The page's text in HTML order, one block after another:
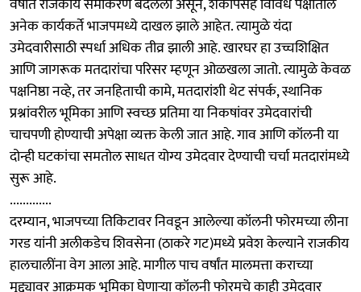
अनेक कार्यकर्ते भाजपमध्ये दाखल झाले आहेत. त्यामुळे यंदा
उमेदवारीसाठी स्पर्धा अधिक तीव्र झाली आहे. खारघर हा उच्चशिक्षित
आणि जागरूक मतदारांचा परिसर म्हणून ओळखला जातो. त्यामुळे केवळ
पक्षनिष्ठा नव्हे, तर जनहिताची कामे, मतदारांशी थेट संपर्क, स्थानिक
प्रश्नांवरील भूमिका आणि स्वच्छ प्रतिमा या निकषांवर उमेदवारांची
चाचपणी होण्याची अपेक्षा व्यक्त केली जात आहे. गाव आणि कॉलनी या
दोन्ही घटकांचा समतोल साधत योग्य उमेदवार देण्याची चर्चा मतदारांमध्ये
सुरू आहे.
.............
दरम्यान, भाजपच्या तिकिटावर निवडून आलेल्या कॉलनी फोरमच्या लीना
गरड यांनी अलीकडेच शिवसेना (ठाकरे गट)मध्ये प्रवेश केल्याने राजकीय
हालचालींना वेग आला आहे. मागील पाच वर्षांत मालमत्ता कराच्या
मुद्द्यावर आक्रमक भूमिका घेणाऱ्या कॉलनी फोरमचे काही उमेदवार